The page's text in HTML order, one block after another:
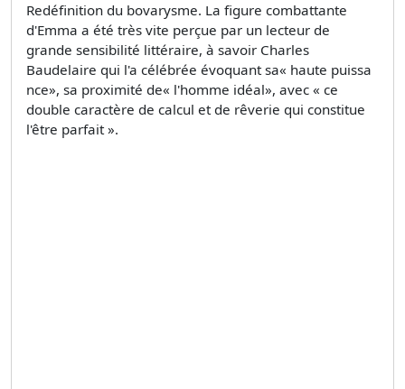
Redéfinition du bovarysme. La figure combattante
d'Emma a été très vite perçue par un lecteur de
grande sensibilité littéraire, à savoir Charles
Baudelaire qui l'a célébrée évoquant sa« haute puissa
nce», sa proximité de« l'homme idéal», avec « ce
double caractère de calcul et de rêverie qui constitue
l'être parfait ».